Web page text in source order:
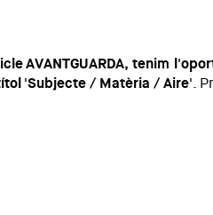
| Arqbag · 'Sujeto / Materia / Aire'
AVANTGUARDA, tenim
'Subjecte / Matèria / Aire'.
| Arqbag · 'Subjecte / Matèria /